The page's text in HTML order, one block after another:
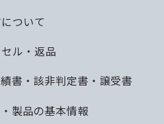
ついて
ル・返品
書・該非判定書・譲受書
製品の基本情報